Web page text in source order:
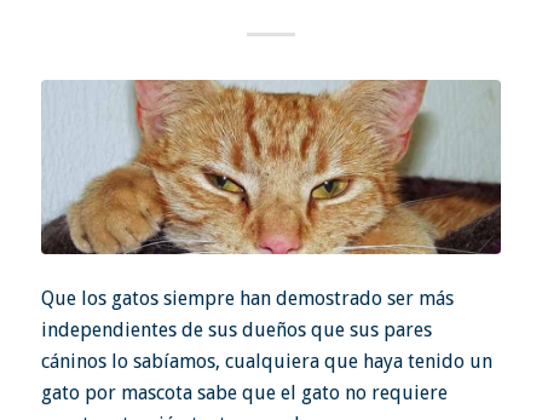
Que los gatos siempre han demostrado ser más
independientes de sus dueños que sus pares
cáninos lo sabíamos, cualquiera que haya tenido un
gato por mascota sabe que el gato no requiere